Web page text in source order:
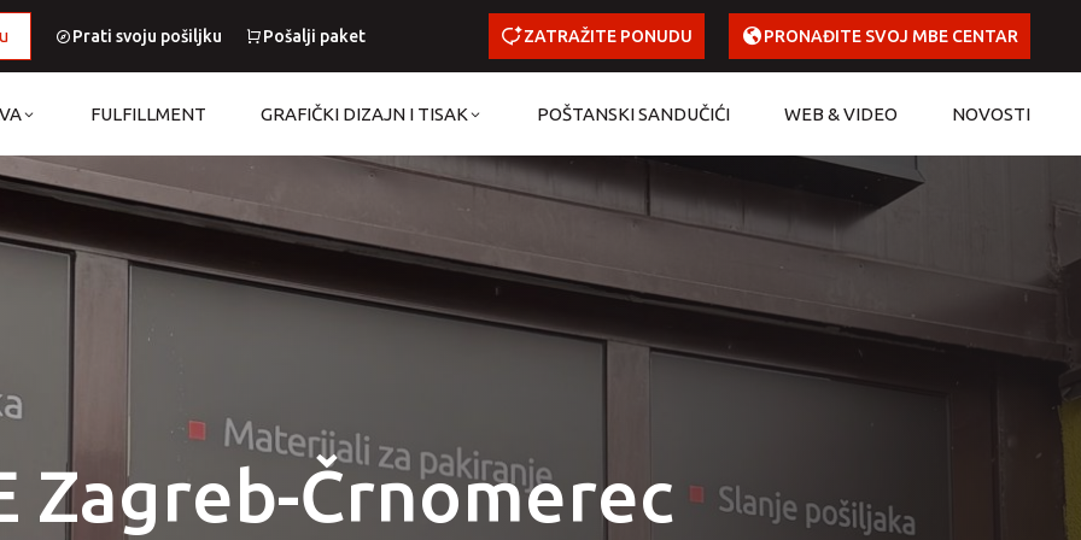
Prati svoju pošiljku Pošalji paket ZATRAŽITE PONUDU PRONAĐITE SVOJ MBE CENTAR
FULFILLMENT GRAFIČKI DIZAJN I TISAK POŠTANSKI SANDUČIĆI WEB & VIDEO NOVOSTI
Zagreb-Črnomerec